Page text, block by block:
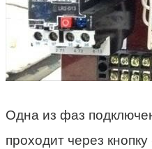
Одна из фаз
проходит через